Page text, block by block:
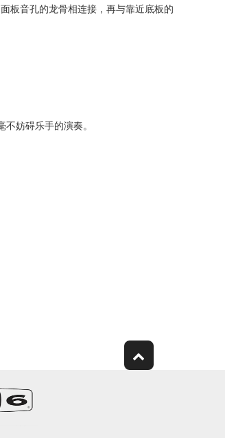
板音孔的龙骨相连接，再与靠近底板的
妨碍乐手的演奏。